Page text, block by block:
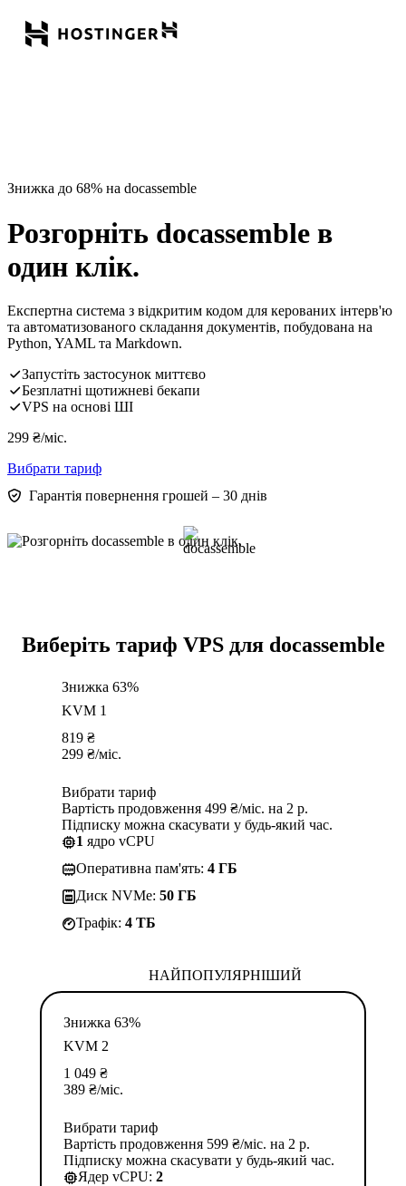
Знижка до 68% на docassemble
Розгорніть docassemble в
один клік.
Експертна система з відкритим кодом для керованих інтерв'ю
та автоматизованого складання документів, побудована на
Python, YAML та Markdown.
Запустіть застосунок миттєво
Безплатні щотижневі бекапи
VPS на основі ШІ
299 ₴/міс.
Вибрати тариф
Гарантія повернення грошей – 30 днів
Виберіть тариф VPS для docassemble
Знижка 63%
KVM 1
819 ₴
299 ₴/міс.
Вибрати тариф
Вартість продовження 499 ₴/міс. на 2 р.
Підписку можна скасувати у будь-який час.
1 ядро vCPU
Оперативна пам'ять: 4 ГБ
Диск NVMe: 50 ГБ
Трафік: 4 TБ
НАЙПОПУЛЯРНІШИЙ
Знижка 63%
KVM 2
1 049 ₴
389 ₴/міс.
Вибрати тариф
Вартість продовження 599 ₴/міс. на 2 р.
Підписку можна скасувати у будь-який час.
Ядер vCPU: 2